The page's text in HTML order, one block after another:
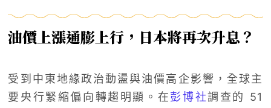
油價上漲通膨上行，日本將再次升息？
受到中東地緣政治動盪與油價高企影響，全球主
要央行緊縮偏向轉趨明顯。在彭博社調查的 51